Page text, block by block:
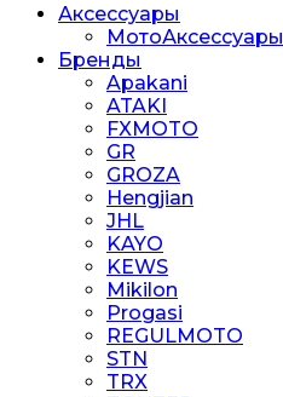
Аксессуары
МотоАксессуары
Бренды
Apakani
ATAKI
FXMOTO
GR
GROZA
Hengjian
JHL
KAYO
KEWS
Mikilon
Progasi
REGULMOTO
STN
TRX